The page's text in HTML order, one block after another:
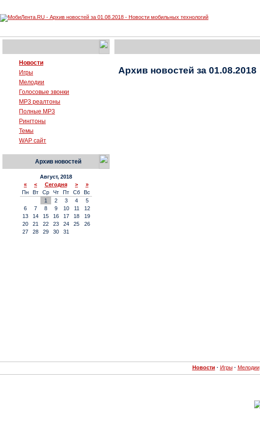
Новости
Игры
Мелодии
Голосовые звонки
MP3 реалтоны
Полные MP3
Рингтоны
Темы
WAP сайт
Архив новостей
Август, 2018
«
< Сегодня >
»
Пн
Вт Ср Чт Пт Сб
Вс
1
2 3 4
5
6
7 8 9 10 11
12
13
14 15 16 17 18
19
20
21 22 23 24 25
26
27
28 29 30 31
Архив новостей за 01.08.2018
Новости · Игры · Мелодии